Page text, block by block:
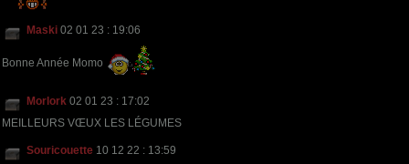
Maski 02 01 23 : 19:06
Bonne Année Momo
Morlork 02 01 23 : 17:02
MEILLEURS VŒUX LES LÉGUMES
Souricouette 10 12 22 : 13:59